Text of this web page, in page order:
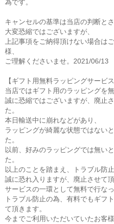
為です。
キャンセルの基準は当店の判断と
大変恐縮ではございますが、
上記事項をご納得頂けない場合は
様、
ご理解くださいませ。2021/06/13
【ギフト用無料ラッピングサービ
当店ではギフト用のラッピングを
誠に恐縮ではございますが、廃止
た。
本日輸送中に崩れなどがあり、
ラッピングが綺麗な状態ではない
た。
以前、好みのラッピングでは無い
た。
以上のことを踏まえ、トラブル防止
誠に恐れ入りますが、廃止させて頂
サービスの一環として無料で行な
トラブル防止の為、有料でもギフ
て頂きます。
今までご利用いただいていたお客